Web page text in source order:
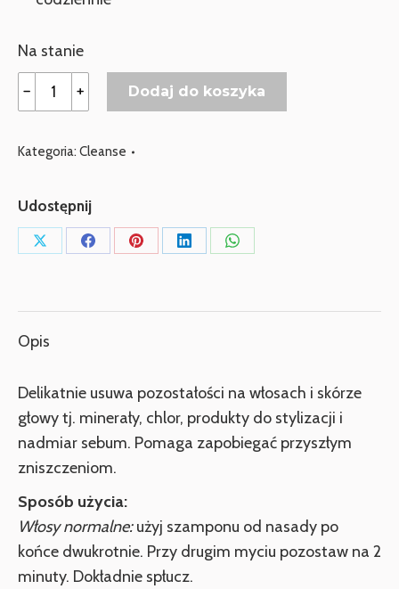
Na stanie
DAVROE
Szampon
oczyszczający
200ml
﹣ ﹢ Dodaj do koszyka
Kategoria: Cleanse
Udostępnij
UdostępnijUdostępnijUdostępnijUdostępnijUdostępnij
Opis
Delikatnie usuwa pozostałości na włosach i skórze
głowy tj. minerały, chlor, produkty do stylizacji i
nadmiar sebum. Pomaga zapobiegać przyszłym
zniszczeniom.
Sposób użycia:
Włosy normalne:użyj szamponu od nasady po
końce dwukrotnie. Przy drugim myciu pozostaw na 2
minuty. Dokładnie spłucz.